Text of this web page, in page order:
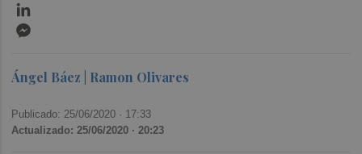
Ángel Báez | Ramon Olivares
Publicado: 25/06/2020 · 17:33
Actualizado: 25/06/2020 · 20:23